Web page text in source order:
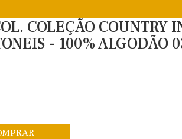
COLEÇÃO COUNTRY
- 100% ALGODÃO